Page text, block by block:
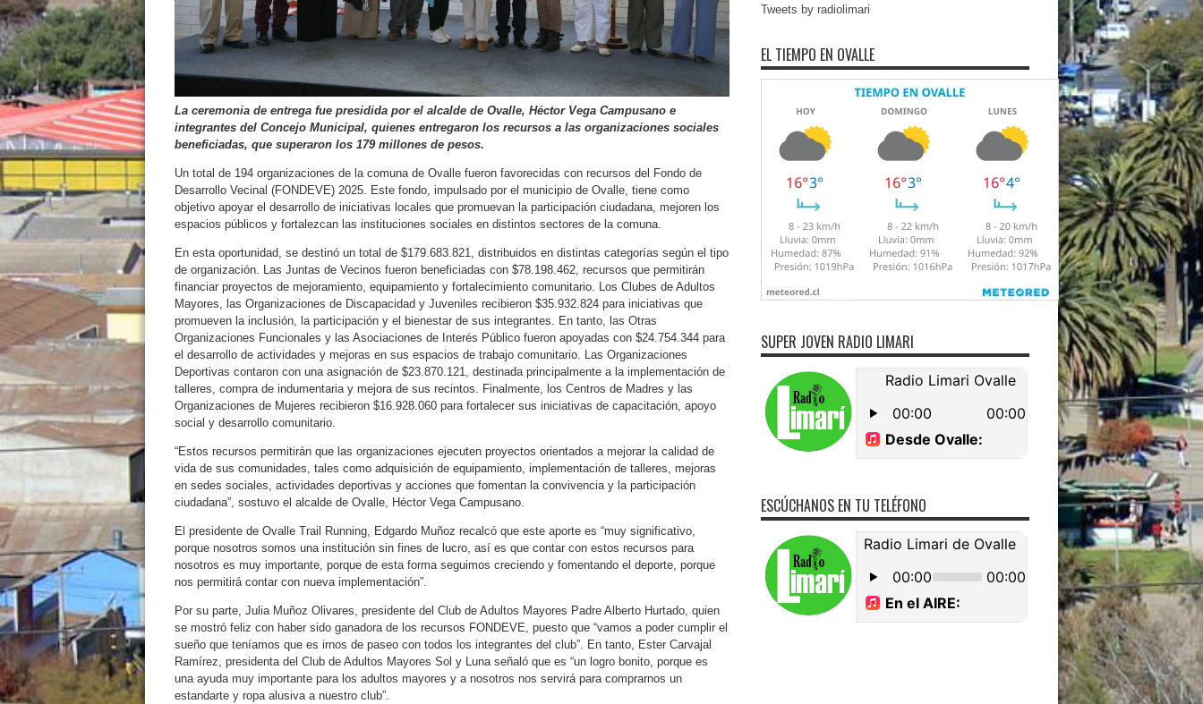
La ceremonia de entrega fue presidida por el alcalde de Ovalle, Héctor Vega Campusano e
integrantes del Concejo Municipal, quienes entregaron los recursos a las organizaciones sociales
beneficiadas, que superaron los 179 millones de pesos.
Un total de 194 organizaciones de la comuna de Ovalle fueron favorecidas con recursos del Fondo de
Desarrollo Vecinal (FONDEVE) 2025. Este fondo, impulsado por el municipio de Ovalle, tiene como
objetivo apoyar el desarrollo de iniciativas locales que promuevan la participación ciudadana, mejoren los
espacios públicos y fortalezcan las instituciones sociales en distintos sectores de la comuna.
En esta oportunidad, se destinó un total de $179.683.821, distribuidos en distintas categorías según el tipo
de organización. Las Juntas de Vecinos fueron beneficiadas con $78.198.462, recursos que permitirán
financiar proyectos de mejoramiento, equipamiento y fortalecimiento comunitario. Los Clubes de Adultos
Mayores, las Organizaciones de Discapacidad y Juveniles recibieron $35.932.824 para iniciativas que
promueven la inclusión, la participación y el bienestar de sus integrantes. En tanto, las Otras
Organizaciones Funcionales y las Asociaciones de Interés Público fueron apoyadas con $24.754.344 para
el desarrollo de actividades y mejoras en sus espacios de trabajo comunitario. Las Organizaciones
Deportivas contaron con una asignación de $23.870.121, destinada principalmente a la implementación de
talleres, compra de indumentaria y mejora de sus recintos. Finalmente, los Centros de Madres y las
Organizaciones de Mujeres recibieron $16.928.060 para fortalecer sus iniciativas de capacitación, apoyo
social y desarrollo comunitario.
“Estos recursos permitirán que las organizaciones ejecuten proyectos orientados a mejorar la calidad de
vida de sus comunidades, tales como adquisición de equipamiento, implementación de talleres, mejoras
en sedes sociales, actividades deportivas y acciones que fomentan la convivencia y la participación
ciudadana”, sostuvo el alcalde de Ovalle, Héctor Vega Campusano.
El presidente de Ovalle Trail Running, Edgardo Muñoz recalcó que este aporte es “muy significativo,
porque nosotros somos una institución sin fines de lucro, así es que contar con estos recursos para
nosotros es muy importante, porque de esta forma seguimos creciendo y fomentando el deporte, porque
nos permitirá contar con nueva implementación”.
Por su parte, Julia Muñoz Olivares, presidente del Club de Adultos Mayores Padre Alberto Hurtado, quien
se mostró feliz con haber sido ganadora de los recursos FONDEVE, puesto que “vamos a poder cumplir el
sueño que teníamos que es irnos de paseo con todos los integrantes del club”. En tanto, Ester Carvajal
Ramírez, presidenta del Club de Adultos Mayores Sol y Luna señaló que es “un logro bonito, porque es
una ayuda muy importante para los adultos mayores y a nosotros nos servirá para comprarnos un
estandarte y ropa alusiva a nuestro club”.
Tweets by radiolimari
EL TIEMPO EN OVALLE
SUPER JOVEN RADIO LIMARI
ESCÚCHANOS EN TU TELÉFONO